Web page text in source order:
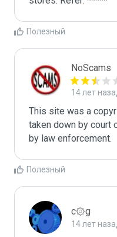
Полезный
NoScams
14 лет
This site was a
taken down by court
Полезный
c۞g
14 лет